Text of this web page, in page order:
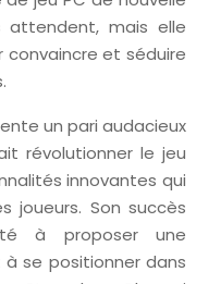
attendent, mais elle
convaincre et séduire
un pari audacieux
révolutionner le jeu
innovantes qui
joueurs. Son succès
à proposer une
se positionner dans